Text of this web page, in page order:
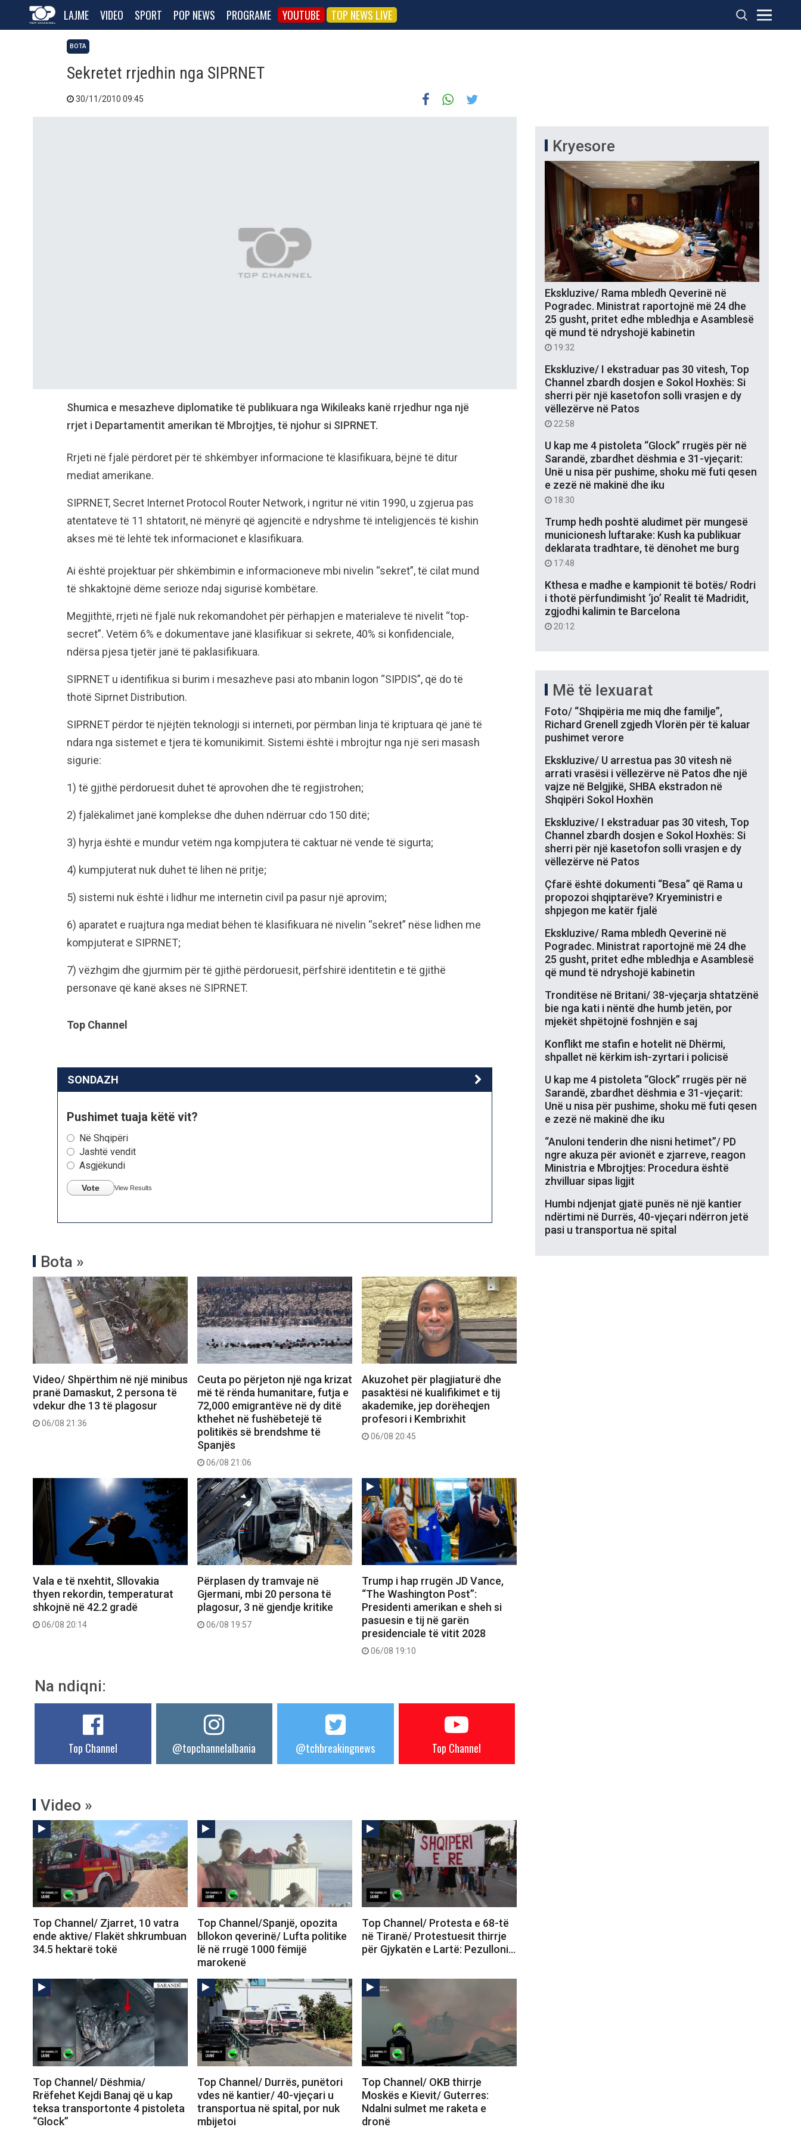
LAJME VIDEO SPORT POP NEWS PROGRAME YOUTUBE TOP NEWS LIVE
BOTA
Sekretet rrjedhin nga SIPRNET
30/11/2010 09:45
Shumica e mesazheve diplomatike të publikuara nga Wikileaks kanë rrjedhur nga një
rrjet i Departamentit amerikan të Mbrojtjes, të njohur si SIPRNET.
Rrjeti në fjalë përdoret për të shkëmbyer informacione të klasifikuara, bëjnë të ditur
mediat amerikane.
SIPRNET, Secret Internet Protocol Router Network, i ngritur në vitin 1990, u zgjerua pas
atentateve të 11 shtatorit, në mënyrë që agjencitë e ndryshme të inteligjencës të kishin
akses më të lehtë tek informacionet e klasifikuara.
Ai është projektuar për shkëmbimin e informacioneve mbi nivelin “sekret”, të cilat mund
të shkaktojnë dëme serioze ndaj sigurisë kombëtare.
Megjithtë, rrjeti në fjalë nuk rekomandohet për përhapjen e materialeve të nivelit “top-
secret”. Vetëm 6% e dokumentave janë klasifikuar si sekrete, 40% si konfidenciale,
ndërsa pjesa tjetër janë të paklasifikuara.
SIPRNET u identifikua si burim i mesazheve pasi ato mbanin logon “SIPDIS”, që do të
thotë Siprnet Distribution.
SIPRNET përdor të njëjtën teknologji si interneti, por përmban linja të kriptuara që janë të
ndara nga sistemet e tjera të komunikimit. Sistemi është i mbrojtur nga një seri masash
sigurie:
1) të gjithë përdoruesit duhet të aprovohen dhe të regjistrohen;
2) fjalëkalimet janë komplekse dhe duhen ndërruar cdo 150 ditë;
3) hyrja është e mundur vetëm nga kompjutera të caktuar në vende të sigurta;
4) kumpjuterat nuk duhet të lihen në pritje;
5) sistemi nuk është i lidhur me internetin civil pa pasur një aprovim;
6) aparatet e ruajtura nga mediat bëhen të klasifikuara në nivelin “sekret” nëse lidhen me
kompjuterat e SIPRNET;
7) vëzhgim dhe gjurmim për të gjithë përdoruesit, përfshirë identitetin e të gjithë
personave që kanë akses në SIPRNET.
Top Channel
SONDAZH
Pushimet tuaja këtë vit?
Në Shqipëri
Jashtë vendit
Asgjëkundi
Vote View Results
Bota »
Video/ Shpërthim në një minibus
pranë Damaskut, 2 persona të
vdekur dhe 13 të plagosur
06/08 21:36
Ceuta po përjeton një nga krizat
më të rënda humanitare, futja e
72,000 emigrantëve në dy ditë
kthehet në fushëbetejë të
politikës së brendshme të
Spanjës
06/08 21:06
Akuzohet për plagjiaturë dhe
pasaktësi në kualifikimet e tij
akademike, jep dorëheqjen
profesori i Kembrixhit
06/08 20:45
Vala e të nxehtit, Sllovakia
thyen rekordin, temperaturat
shkojnë në 42.2 gradë
06/08 20:14
Përplasen dy tramvaje në
Gjermani, mbi 20 persona të
plagosur, 3 në gjendje kritike
06/08 19:57
Trump i hap rrugën JD Vance,
“The Washington Post”:
Presidenti amerikan e sheh si
pasuesin e tij në garën
presidenciale të vitit 2028
06/08 19:10
Na ndiqni:
Top Channel @topchannelalbania @tchbreakingnews Top Channel
Video »
Top Channel/ Zjarret, 10 vatra
ende aktive/ Flakët shkrumbuan
34.5 hektarë tokë
Top Channel/Spanjë, opozita
bllokon qeverinë/ Lufta politike
lë në rrugë 1000 fëmijë
marokenë
Top Channel/ Protesta e 68-të
në Tiranë/ Protestuesit thirrje
për Gjykatën e Lartë: Pezulloni…
Top Channel/ Dëshmia/
Rrëfehet Kejdi Banaj që u kap
teksa transportonte 4 pistoleta
“Glock”
Top Channel/ Durrës, punëtori
vdes në kantier/ 40-vjeçari u
transportua në spital, por nuk
mbijetoi
Top Channel/ OKB thirrje
Moskës e Kievit/ Guterres:
Ndalni sulmet me raketa e
dronë
Kryesore
Ekskluzive/ Rama mbledh Qeverinë në
Pogradec. Ministrat raportojnë më 24 dhe
25 gusht, pritet edhe mbledhja e Asamblesë
që mund të ndryshojë kabinetin
19:32
Ekskluzive/ I ekstraduar pas 30 vitesh, Top
Channel zbardh dosjen e Sokol Hoxhës: Si
sherri për një kasetofon solli vrasjen e dy
vëllezërve në Patos
22:58
U kap me 4 pistoleta “Glock” rrugës për në
Sarandë, zbardhet dëshmia e 31-vjeçarit:
Unë u nisa për pushime, shoku më futi qesen
e zezë në makinë dhe iku
18:30
Trump hedh poshtë aludimet për mungesë
municionesh luftarake: Kush ka publikuar
deklarata tradhtare, të dënohet me burg
17:48
Kthesa e madhe e kampionit të botës/ Rodri
i thotë përfundimisht ‘jo’ Realit të Madridit,
zgjodhi kalimin te Barcelona
20:12
Më të lexuarat
Foto/ “Shqipëria me miq dhe familje”,
Richard Grenell zgjedh Vlorën për të kaluar
pushimet verore
Ekskluzive/ U arrestua pas 30 vitesh në
arrati vrasësi i vëllezërve në Patos dhe një
vajze në Belgjikë, SHBA ekstradon në
Shqipëri Sokol Hoxhën
Ekskluzive/ I ekstraduar pas 30 vitesh, Top
Channel zbardh dosjen e Sokol Hoxhës: Si
sherri për një kasetofon solli vrasjen e dy
vëllezërve në Patos
Çfarë është dokumenti “Besa” që Rama u
propozoi shqiptarëve? Kryeministri e
shpjegon me katër fjalë
Ekskluzive/ Rama mbledh Qeverinë në
Pogradec. Ministrat raportojnë më 24 dhe
25 gusht, pritet edhe mbledhja e Asamblesë
që mund të ndryshojë kabinetin
Tronditëse në Britani/ 38-vjeçarja shtatzënë
bie nga kati i nëntë dhe humb jetën, por
mjekët shpëtojnë foshnjën e saj
Konflikt me stafin e hotelit në Dhërmi,
shpallet në kërkim ish-zyrtari i policisë
U kap me 4 pistoleta “Glock” rrugës për në
Sarandë, zbardhet dëshmia e 31-vjeçarit:
Unë u nisa për pushime, shoku më futi qesen
e zezë në makinë dhe iku
“Anuloni tenderin dhe nisni hetimet”/ PD
ngre akuza për avionët e zjarreve, reagon
Ministria e Mbrojtjes: Procedura është
zhvilluar sipas ligjit
Humbi ndjenjat gjatë punës në një kantier
ndërtimi në Durrës, 40-vjeçari ndërron jetë
pasi u transportua në spital